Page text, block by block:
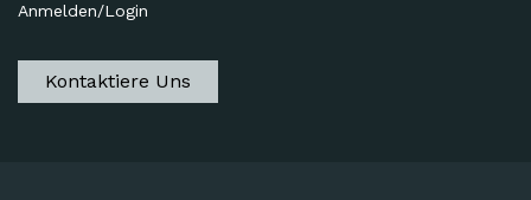
Anmelden/Login
Kontaktiere Uns